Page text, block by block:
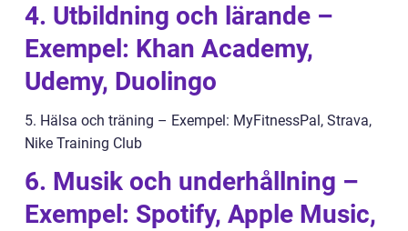
4. Utbildning och lärande –
Exempel: Khan Academy,
Udemy, Duolingo
5. Hälsa och träning – Exempel: MyFitnessPal, Strava,
Nike Training Club
6. Musik och underhållning –
Exempel: Spotify, Apple Music,